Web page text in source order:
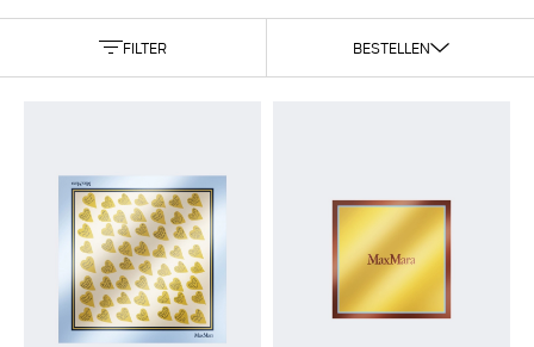
FILTER BESTELLEN